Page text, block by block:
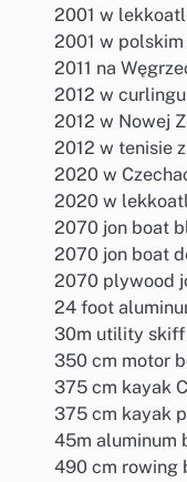
2001 w
2001 w
2011 na
2012 w curlingu
2012 w Nowej
2012 w tenisie
2020 w
2020 w
2070 jon boat
2070 jon boat
2070 plywood
24 foot
30m utility
350 cm motor
375 cm kayak
375 cm kayak
45m aluminum
490 cm rowing